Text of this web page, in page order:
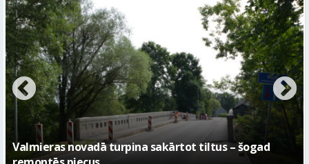
No pagaidu teātra līdz laikmetīgās kultūras centram